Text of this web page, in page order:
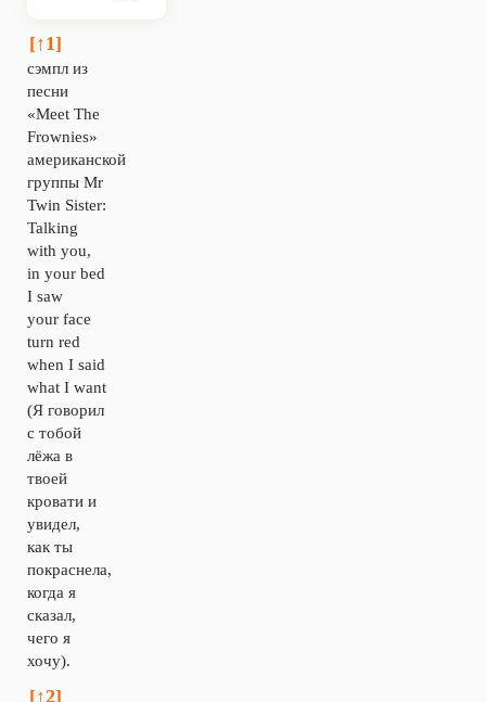
[↑1]
сэмпл из
песни
«Meet The
Frownies»
американской
группы Mr
Twin Sister:
Talking
with you,
in your bed
I saw
your face
turn red
when I said
what I want
(Я говорил
с тобой
лёжа в
твоей
кровати и
увидел,
как ты
покраснела,
когда я
сказал,
чего я
хочу).
[↑2]